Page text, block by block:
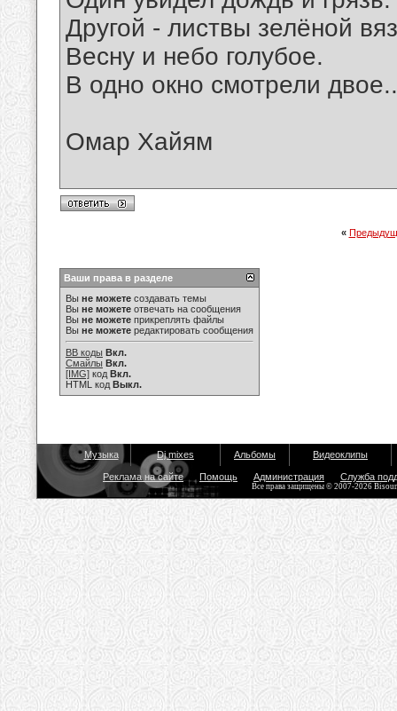
Другой - листвы зелёной
Весну и небо голубое.
В одно окно смотрели
Омар Хайям
«
Ваши права в разделе
Вы не можете создавать темы
Вы не можете отвечать на сообщения
Вы не можете прикреплять файлы
Вы не можете редактировать сообщения
BB коды Вкл.
Смайлы Вкл.
[IMG] код Вкл.
HTML код Выкл.
Музыка Dj mixes Альбомы Видеоклипы
Реклама на сайте Помощь Администрация Служба
Все права защищены © 2007-2026